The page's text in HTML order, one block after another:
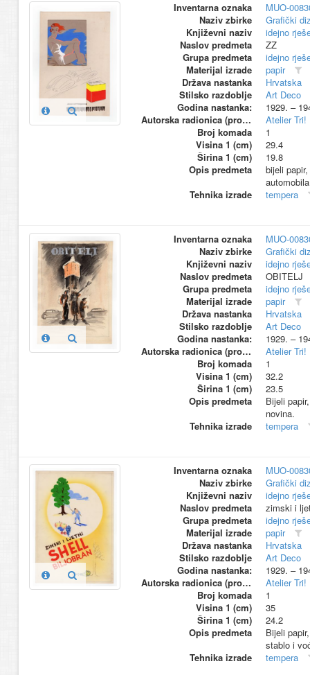
Inventarna oznaka
MUO-
Naziv zbirke
Grafički
Književni naziv
idejno
Naslov predmeta
ZZ
Grupa predmeta
idejno
Materijal izrade
papir
Država nastanka
Hrvatska
Stilsko razdoblje
Art Deco
Godina nastanka:
1929. –
Autorska radionica (proizvođač)
Atelier Tri!
Broj komada
1
Visina 1 (cm)
29.4
Širina 1 (cm)
19.8
Opis predmeta
bijeli
Tehnika izrade
tempera
Inventarna oznaka
MUO-
Naziv zbirke
Grafički
Književni naziv
idejno
Naslov predmeta
OBITELJ
Grupa predmeta
idejno
Materijal izrade
papir
Država nastanka
Hrvatska
Stilsko razdoblje
Art Deco
Godina nastanka:
1929. –
Autorska radionica (proizvođač)
Atelier Tri!
Broj komada
1
Visina 1 (cm)
32.2
Širina 1 (cm)
23.5
Opis predmeta
Bijeli
novina.
Tehnika izrade
tempera
Inventarna oznaka
MUO-
Naziv zbirke
Grafički
Književni naziv
idejno
Naslov predmeta
zimski i
Grupa predmeta
idejno
Materijal izrade
papir
Država nastanka
Hrvatska
Stilsko razdoblje
Art Deco
Godina nastanka:
1929. –
Autorska radionica (proizvođač)
Atelier Tri!
Broj komada
1
Visina 1 (cm)
35
Širina 1 (cm)
24.2
Opis predmeta
Bijeli
stablo i
Tehnika izrade
tempera